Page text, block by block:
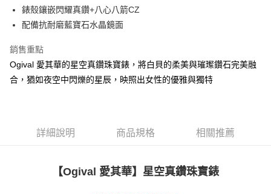
錶殼鑲嵌閃耀真鑽+八心八箭CZ
配備抗耐磨藍寶石水晶鏡面
銷售重點
Ogival 愛其華的星空真鑽珠寶錶，將白貝的柔美與璀璨鑽石完美融
合，猶如夜空中閃爍的星辰，映照出女性的優雅與獨特
詳細說明 商品規格 相關推薦
【Ogival 愛其華】 星空真鑽珠寶錶